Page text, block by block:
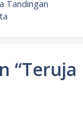
Tandingan
“Teruja